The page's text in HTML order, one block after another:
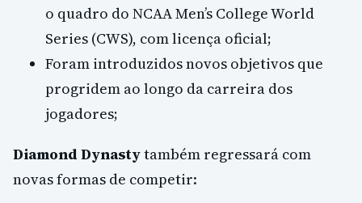
o quadro do NCAA Men’s College World
Series (CWS), com licença oficial;
Foram introduzidos novos objetivos que
progridem ao longo da carreira dos
jogadores;
Diamond Dynastytambém regressará com
novas formas de competir: